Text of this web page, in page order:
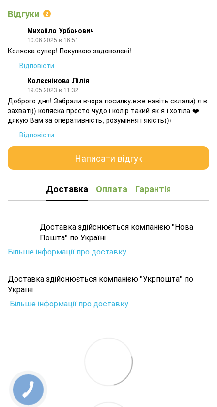
Відгуки 2
Михайло Урбанович
10.06.2025 в 16:51
Коляска супер! Покупкою задоволені!
Відповісти
Колєснікова Лілія
19.05.2023 в 11:32
Доброго дня! Забрали вчора посилку,вже навіть склали) я в
захваті)) коляска просто чудо і колір такий як я і хотіла ❤️
дякую Вам за оперативність, розуміння і якість)))
Відповісти
Написати відгук
Доставка Оплата Гарантія
Доставка здійснюється компанією "Нова
Пошта" по Україні
Більше інформації про доставку
Доставка здійснюється компанією "Укрпошта" по
Україні
Більше інформації про доставку